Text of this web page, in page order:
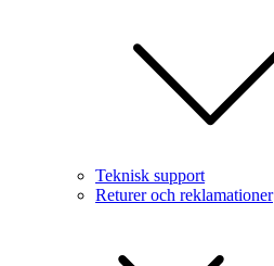
Teknisk support
Returer och reklamationer